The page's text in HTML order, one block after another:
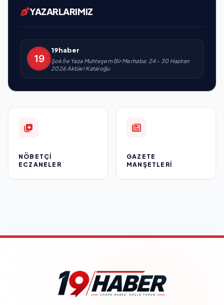
YAZARLARIMIZ
19haber
Şok İle Yaza Muhteşem Bir Merhaba: 24 - 30 Haziran
2026 Aktüel Kataloğu
NÖBETÇI
ECZANELER
GAZETE
MANŞETLERI